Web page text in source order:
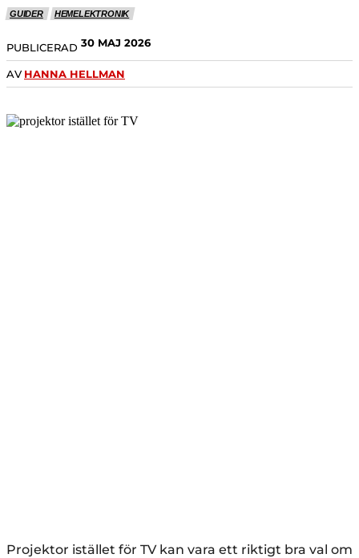
GUIDER HEMELEKTRONIK
PUBLICERAD 30 MAJ 2026
AV HANNA HELLMAN
Projektor istället för TV kan vara ett riktigt bra val om